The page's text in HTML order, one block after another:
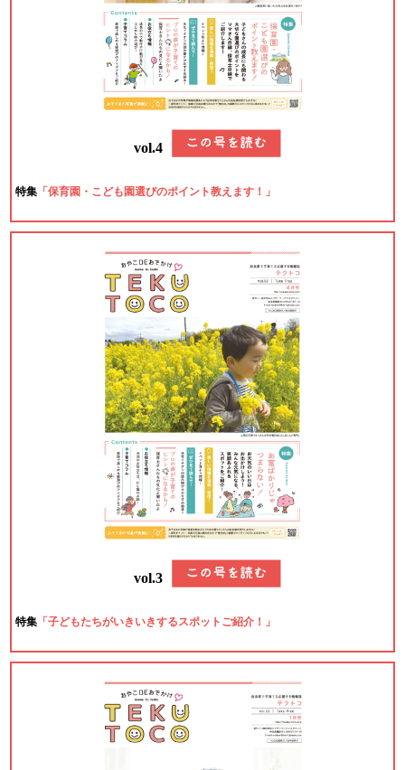
vol.4
特集 「保育園・こども園選びのポイント教えます！」
vol.3
特集 「子どもたちがいきいきするスポットご紹介！」